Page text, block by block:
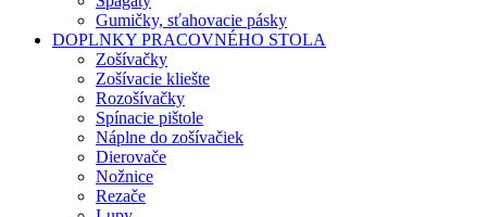
Gumičky, sťahovacie pásky
DOPLNKY PRACOVNÉHO STOLA
Zošívačky
Zošívacie kliešte
Rozošívačky
Spínacie pištole
Náplne do zošívačiek
Dierovače
Nožnice
Rezače